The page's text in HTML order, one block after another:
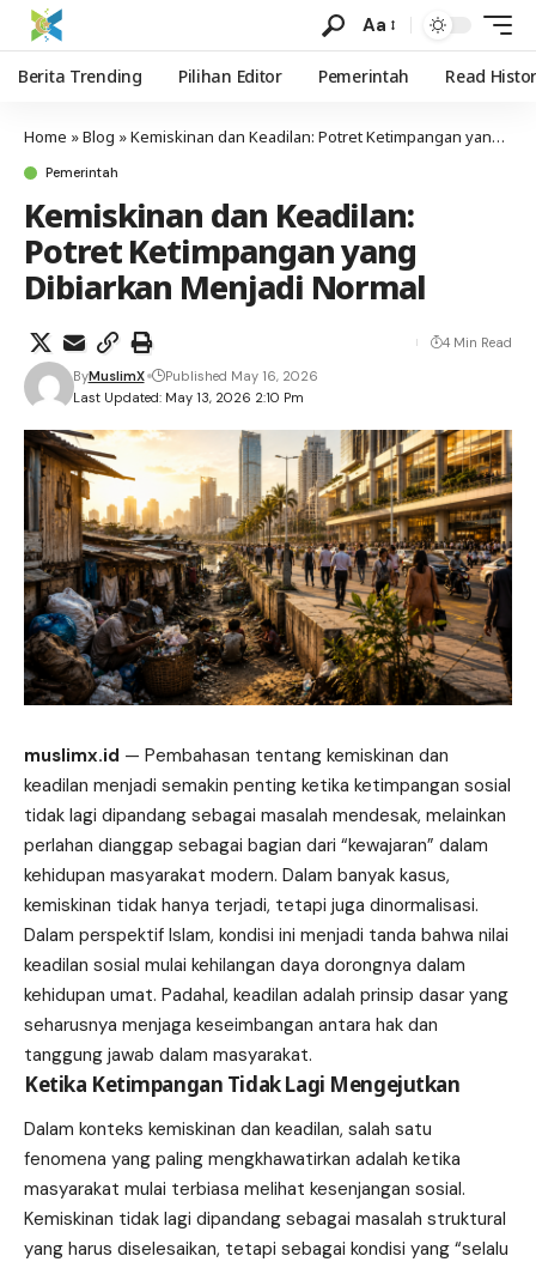
Aa
Berita Trending Pilihan Editor Pemerintah Read
Home »Blog »Kemiskinan dan Keadilan: Potret Ketimpangan yang Dibiarkan Menjadi Normal
Pemerintah
Kemiskinan dan Keadilan:
Potret Ketimpangan yang
Dibiarkan Menjadi Normal
Last Updated: May 13, 2026 2:10 Pm
ByMuslimX Published May 16, 2026
4 Min Read
muslimx.id — Pembahasan tentang kemiskinan dan
keadilan menjadi semakin penting ketika ketimpangan sosial
tidak lagi dipandang sebagai masalah mendesak, melainkan
perlahan dianggap sebagai bagian dari “kewajaran” dalam
kehidupan masyarakat modern. Dalam banyak kasus,
kemiskinan tidak hanya terjadi, tetapi juga dinormalisasi.
Dalam perspektif Islam, kondisi ini menjadi tanda bahwa nilai
keadilan sosial mulai kehilangan daya dorongnya dalam
kehidupan umat. Padahal, keadilan adalah prinsip dasar yang
seharusnya menjaga keseimbangan antara hak dan
tanggung jawab dalam masyarakat.
Ketika Ketimpangan Tidak Lagi Mengejutkan
Dalam konteks kemiskinan dan keadilan, salah satu
fenomena yang paling mengkhawatirkan adalah ketika
masyarakat mulai terbiasa melihat kesenjangan sosial.
Kemiskinan tidak lagi dipandang sebagai masalah struktural
yang harus diselesaikan, tetapi sebagai kondisi yang “selalu